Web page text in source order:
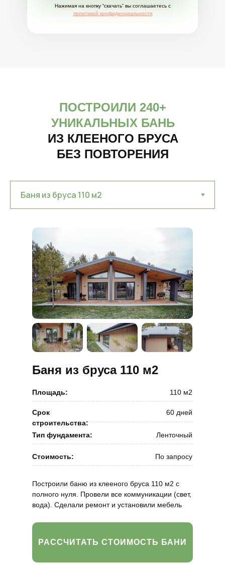
Нажимая на кнопку “скачать” вы соглашаетесь с
политикой конфиденциальности
ПОСТРОИЛИ 240+
УНИКАЛЬНЫХ БАНЬ
ИЗ КЛЕЕНОГО БРУСА
БЕЗ ПОВТОРЕНИЯ
Баня из бруса 110 м2
Площадь: 110 м2
Срок
строительства:
60 дней
Построили баню из клееного бруса 110 м2 с
полного нуля. Провели все коммуникации (свет,
вода). Сделали ремонт и установили мебель
Тип фундамента: Ленточный
Стоимость: По запросу
РАССЧИТАТЬ СТОИМОСТЬ БАНИ